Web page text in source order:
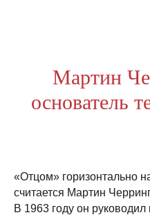
Мартин
основатель
«Отцом» горизонтально
считается Мартин
В 1963 году он руководил